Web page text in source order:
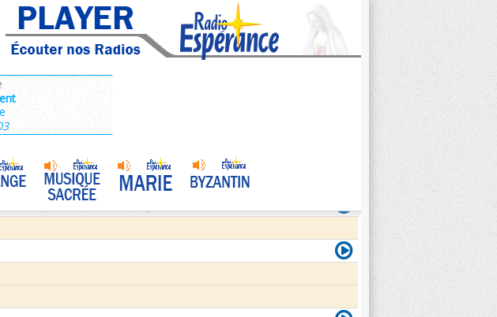
+ Saint Sixte II
d'après Denys L'Aéropagite